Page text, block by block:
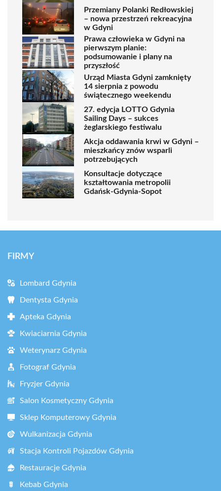
Przemiany Polanki Redłowskiej
– nowa przestrzeń rekreacyjna
w Gdyni
Prawa człowieka w Gdyni na
pierwszym planie:
podsumowanie i plany na
przyszłość
Urząd Miasta Gdyni zamknięty
14 sierpnia z powodu
świątecznego weekendu
27. edycja LOTTO Gdynia
Sailing Days – sukces
żeglarskiego festiwalu
Akcja oddawania krwi w Gdyni –
mieszkańcy znów wsparli
potrzebujących
Konsultacje dotyczące
kształtowania metropolii
Gdańsk-Gdynia-Sopot
FIRMY
Lombard Gdynia
Dentysta Gdynia
Apteka Gdynia
Kwiaciarnia Gdynia
Weterynarz Gdynia
Fotograf Gdynia
Fryzjer Gdynia
Salon Kosmetyczny Gdynia
Sklep Komputerowy Gdynia
Wulkanizacja Gdynia
Stacja Kontroli Pojazdów Gdynia
Restauracje Gdynia
Kebab Gdynia